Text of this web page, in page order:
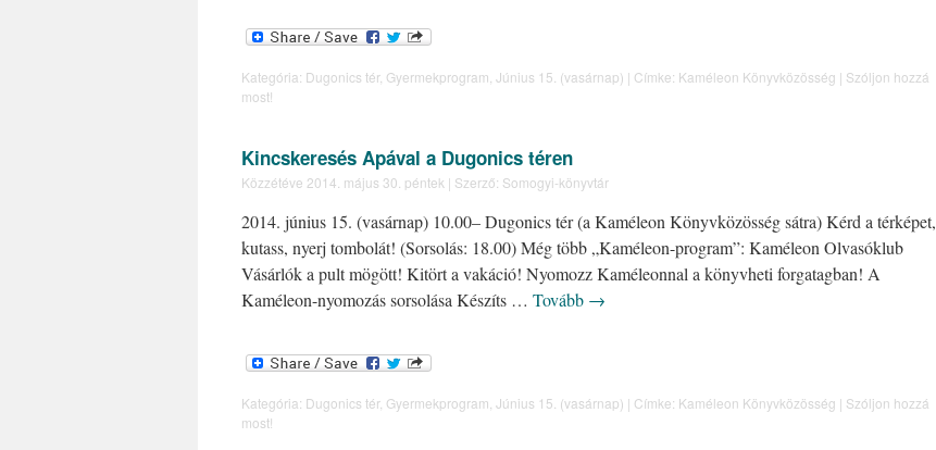
Kategória: Dugonics tér, Gyermekprogram Június 15. (vasárnap) | Címke: Kaméleon Könyvközösség | Szóljon hozzá
most!
Kincskeresés Apával a Dugonics téren
Közzétéve 2014. május 30. péntek | Szerző: Somogyi-könyvtár
2014. június 15. (vasárnap) 10.00– Dugonics tér (a Kaméleon Könyvközösség sátra) Kérd a térképet,
kutass, nyerj tombolát! (Sorsolás: 18.00) Még több „Kaméleon-program”: Kaméleon Olvasóklub
Vásárlók a pult mögött! Kitört a vakáció! Nyomozz Kaméleonnal a könyvheti forgatagban! A
Kaméleon-nyomozás sorsolása Készíts … Tovább →
Kategória: Dugonics tér, Gyermekprogram, Június 15. (vasárnap) | Címke: Kaméleon Könyvközösség | Szóljon hozzá
most!